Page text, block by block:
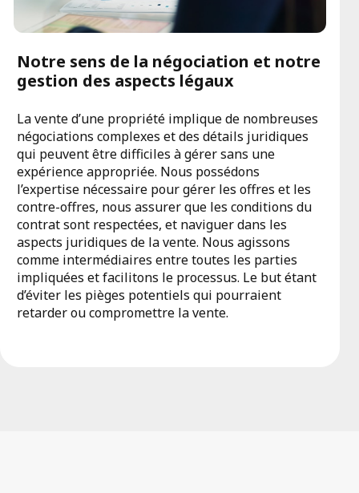
Notre sens de la négociation et notre
gestion des aspects légaux
La vente d’une propriété implique de nombreuses
négociations complexes et des détails juridiques
qui peuvent être difficiles à gérer sans une
expérience appropriée. Nous possédons
l’expertise nécessaire pour gérer les offres et les
contre-offres, nous assurer que les conditions du
contrat sont respectées, et naviguer dans les
aspects juridiques de la vente. Nous agissons
comme intermédiaires entre toutes les parties
impliquées et facilitons le processus. Le but étant
d’éviter les pièges potentiels qui pourraient
retarder ou compromettre la vente.